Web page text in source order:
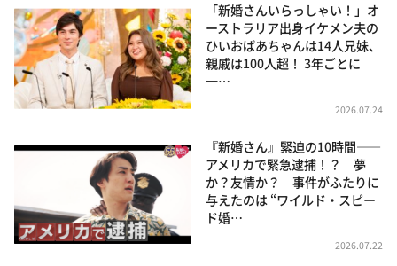
「新婚さんいらっしゃい！」オ
ーストラリア出身イケメン夫の
ひいおばあちゃんは14人兄妹、
親戚は100人超！ 3年ごとに
一…
2026.07.24
『新婚さん』緊迫の10時間――
アメリカで緊急逮捕！？ 夢
か？友情か？ 事件がふたりに
与えたのは “ワイルド・スピー
ド婚…
2026.07.22